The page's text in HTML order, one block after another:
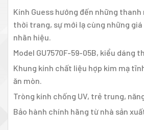
Kính Guess hướng đến những
thời trang, sự mới lạ cùng những
nhãn hiệu.
Model GU7570F-59-05B, kiểu dáng
Khung kính chất liệu hợp kim mạ
ăn mòn.
Tròng kính chống UV, trẻ trung,
Bảo hành chính hãng từ nhà sản